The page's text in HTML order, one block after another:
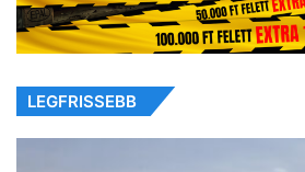
LEGFRISSEBB